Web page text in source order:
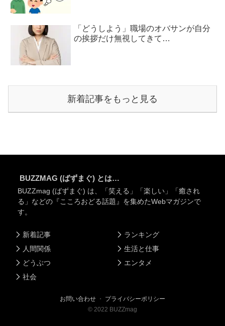
「どうしよう」職場のオバサンが自分
の挨拶だけ無視してきて…
新着記事をもっと見る
BUZZMAG (ばずまぐ) とは…
BUZZmag (ばずまぐ) は、「笑える」「楽しい」「癒され
る」などの『こころおどる話題』を集めたWebマガジンで
す。
新着記事
人間関係
どうぶつ
社会
ランキング
生活と仕事
エンタメ
お問い合わせ ・ プライバシーポリシー
© 2022 BUZZmag